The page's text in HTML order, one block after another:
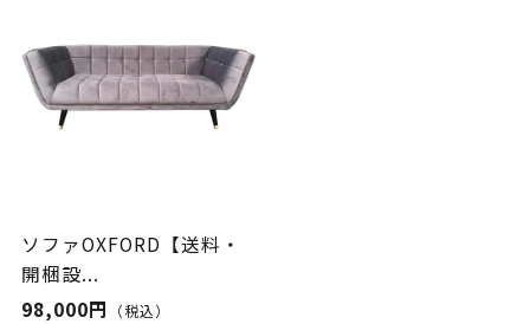
ソファOXFORD【送料・
開梱設...
98,000円
（税込）